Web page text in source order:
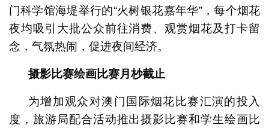
门科学馆海堤举行的“火树银花嘉年华”，每个烟花
夜均吸引大批公众前往消费、观赏烟花及打卡留
念，气氛热闹，促进夜间经济。
摄影比赛绘画比赛月杪截止
为增加观众对澳门国际烟花比赛汇演的投入
度，旅游局配合活动推出摄影比赛和学生绘画比